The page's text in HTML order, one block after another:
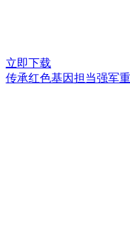
立即下载
传承红色基因担当强军